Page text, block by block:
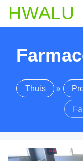
HWALU
Thuis »